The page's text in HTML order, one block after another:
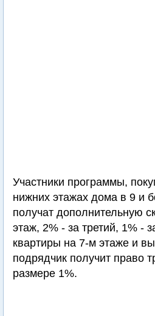
Участники программы,
нижних этажах дома в 9 и
получат дополнительную
этаж, 2% - за третий, 1% -
квартиры на 7-м этаже и
подрядчик получит право
размере 1%.